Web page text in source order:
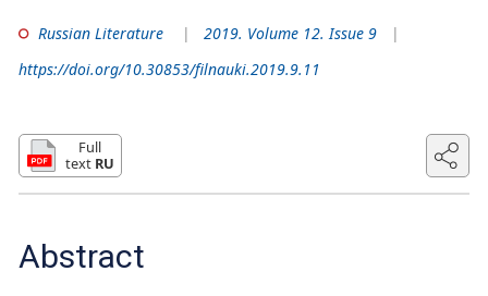
Russian Literature
2019. Volume 12. Issue 9
https://doi.org/10.30853/filnauki.2019.9.11
Full
text RU
Abstract